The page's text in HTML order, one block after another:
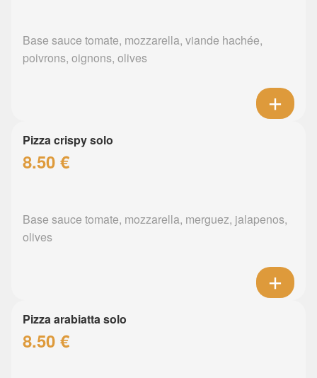
Base sauce tomate, mozzarella, viande hachée,
poivrons, oignons, olives
Pizza crispy solo
8.50 €
Base sauce tomate, mozzarella, merguez, jalapenos,
olives
Pizza arabiatta solo
8.50 €